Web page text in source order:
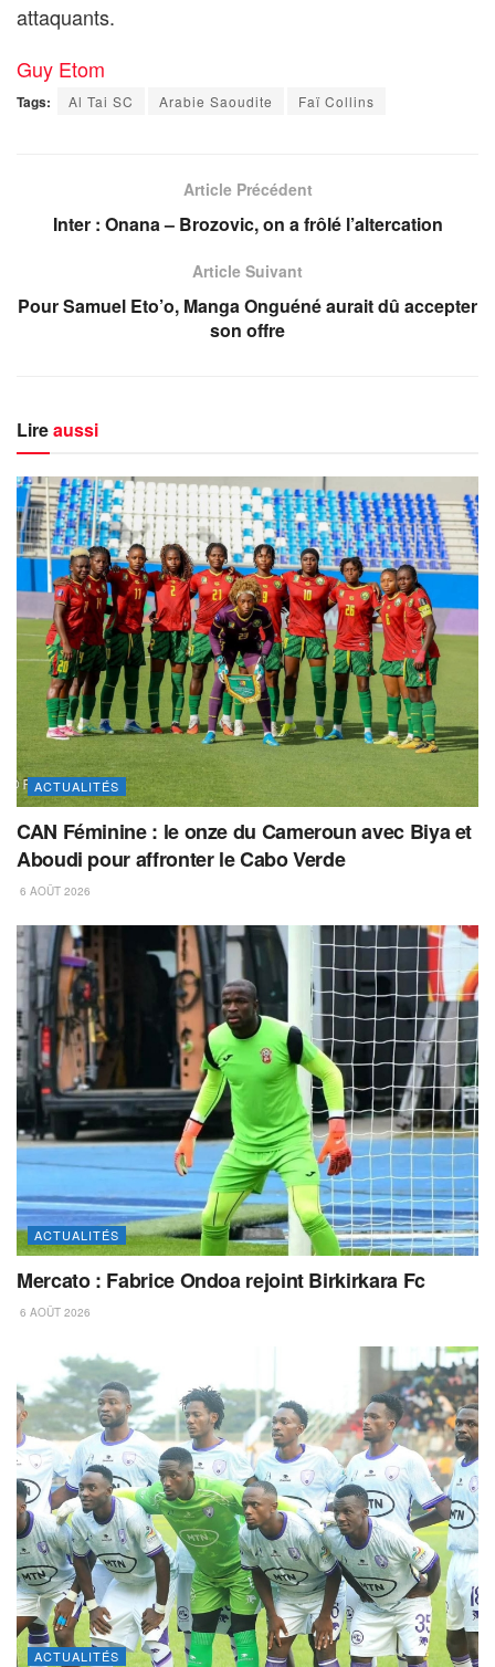
attaquants.
Guy Etom
Tags: Al Tai SC Arabie Saoudite Faï Collins
Article Précédent
Inter : Onana – Brozovic, on a frôlé l’altercation
Article Suivant
Pour Samuel Eto’o, Manga Onguéné aurait dû accepter
son offre
Lireaussi
ACTUALITÉS
CAN Féminine : le onze du Cameroun avec Biya et
Aboudi pour affronter le Cabo Verde
6 AOÛT 2026
ACTUALITÉS
Mercato : Fabrice Ondoa rejoint Birkirkara Fc
6 AOÛT 2026
ACTUALITÉS